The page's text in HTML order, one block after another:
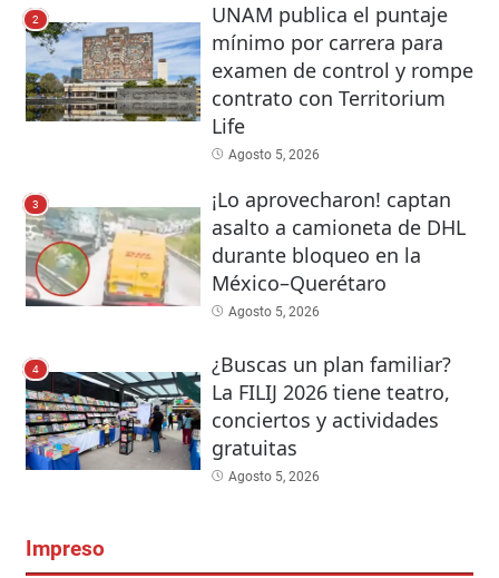
2
UNAM publica el puntaje
mínimo por carrera para
examen de control y rompe
contrato con Territorium
Life
Agosto 5, 2026
3
¡Lo aprovecharon! captan
asalto a camioneta de DHL
durante bloqueo en la
México–Querétaro
Agosto 5, 2026
4
¿Buscas un plan familiar?
La FILIJ 2026 tiene teatro,
conciertos y actividades
gratuitas
Agosto 5, 2026
Impreso